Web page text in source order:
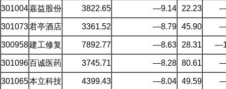
301004嘉益股份 3822.65 —9.14 22.23
301073君亭酒店 3361.52 —8.79 45.90
300958建工修复 7892.77 —8.63 28.31
301096百诚医药 3745.71 —8.28 80.61
301065本立科技 4399.43 —8.04 49.59